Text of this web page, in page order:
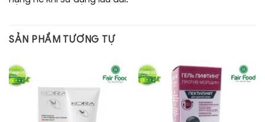
SẢN PHẨM TƯƠNG TỰ